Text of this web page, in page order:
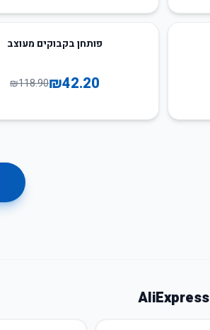
פותחן בקבוקים מעוצב
₪42.20
₪118.90